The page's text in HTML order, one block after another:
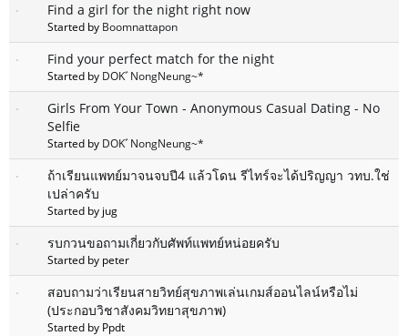
Find a girl for the night right now
Started by Boomnattapon
Find your perfect match for the night
Started by DOKﾞNongNeung~*
Girls From Your Town - Anonymous Casual Dating - No
Selfie
Started by DOKﾞNongNeung~*
ถ้าเรียนแพทย์มาจนจบปี4 แล้วโดน รีไทร์จะได้ปริญญา วทบ.ใช่
เปล่าครับ
Started by jug
รบกวนขอถามเกี่ยวกับศัพท์แพทย์หน่อยครับ
Started by peter
สอบถามว่าเรียนสายวิทย์สุขภาพเล่นเกมส์ออนไลน์หรือไม่
(ประกอบวิชาสังคมวิทยาสุขภาพ)
Started by Ppdt